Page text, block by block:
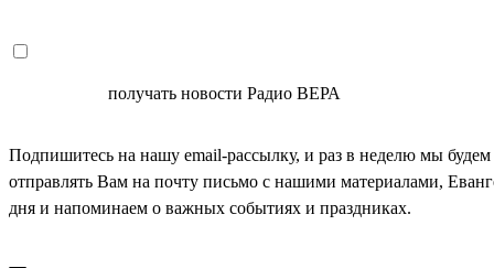
получать новости Радио ВЕРА
Подпишитесь на нашу email-рассылку, и раз в неделю мы будем
отправлять Вам на почту письмо с нашими материалами,
дня и напоминаем о важных событиях и праздниках.